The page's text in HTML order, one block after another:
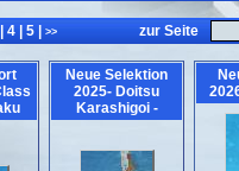
4 5 >> zur Seite
Neue Selektion
2025- Doitsu
Karashigoi -